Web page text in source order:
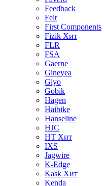
Feedback
Felt
First Components
Fizik Хит
FLR
FSA
Gaerne
Gineyea
Giyo
Gobik
Hagen
Haibike
Hanseline
HJC
HT Хит
IXS
Jagwire
K-Edge
Kask Хит
Kenda